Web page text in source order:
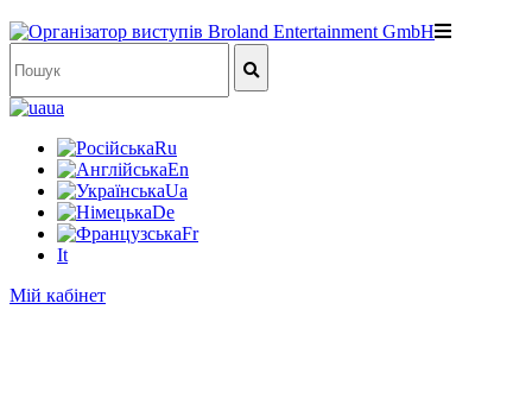
ua
Ru
En
Ua
De
Fr
It
Мій кабінет